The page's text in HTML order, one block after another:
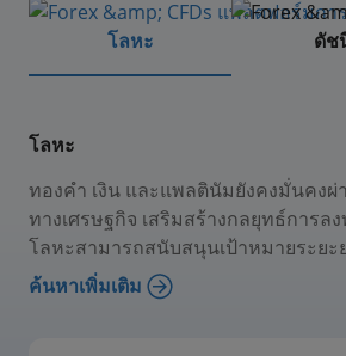
โลหะ ดัช
โลหะ
ทองคำ เงิน และแพลตินัมยังคงมั่นคงผ่
ทางเศรษฐกิจ เสริมสร้างกลยุทธ์การ
โลหะสามารถสนับสนุนเป้าหมายระย
ค้นหาเพิ่มเติม